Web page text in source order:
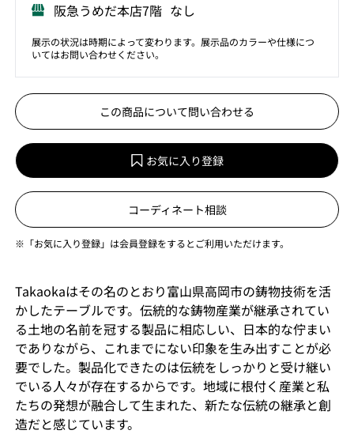
阪急うめだ本店7階 なし
展示の状況は時期によって変わります。展示品のカラーや仕様につ
いてはお問い合わせください。
この商品について問い合わせる
お気に入り登録
コーディネート相談
※「お気に入り登録」は会員登録をするとご利用いただけます。
Takaokaはその名のとおり富山県高岡市の鋳物技術を活
かしたテーブルです。伝統的な鋳物産業が継承されてい
る土地の名前を冠する製品に相応しい、日本的な佇まい
でありながら、これまでにない印象を生み出すことが必
要でした。製品化できたのは伝統をしっかりと受け継い
でいる人々が存在するからです。地域に根付く産業と私
たちの発想が融合して生まれた、新たな伝統の継承と創
造だと感じています。